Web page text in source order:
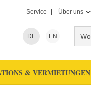
Service Über uns
DE EN
& VERMIETUNGEN